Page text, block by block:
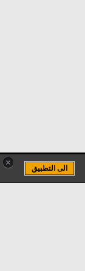
×
الى التطبيق